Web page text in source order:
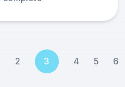
2 3 4 5 6